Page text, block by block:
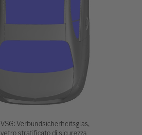
VSG: Verbundsicherheitsglas,
vetro stratificato di sicurezza